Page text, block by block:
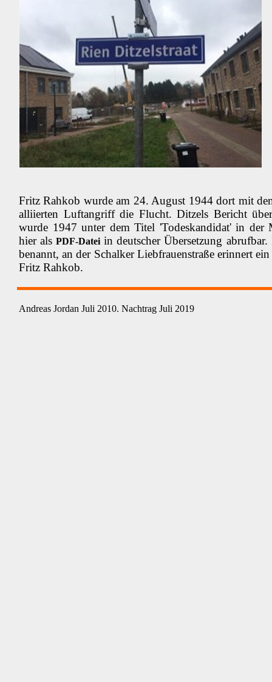
Fritz Rahkob wurde am 24. August 1944 dort mit
alliierten Luftangriff die Flucht. Ditzels Bericht
wurde 1947 unter dem Titel 'Todeskandidat' in
hier als PDF-Dateiin deutscher Übersetzung
benannt, an der Schalker Liebfrauenstraße erinnert
Fritz Rahkob.
Andreas Jordan Juli 2010. Nachtrag Juli 2019